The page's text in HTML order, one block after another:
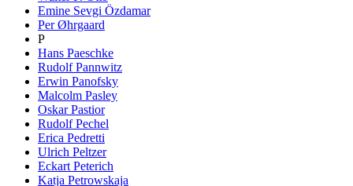
Emine Sevgi Özdamar
Per Øhrgaard
P
Hans Paeschke
Rudolf Pannwitz
Erwin Panofsky
Malcolm Pasley
Oskar Pastior
Rudolf Pechel
Erica Pedretti
Ulrich Peltzer
Eckart Peterich
Katja Petrowskaja